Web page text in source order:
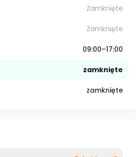
Zamknięte
Zamknięte
09:00–17:00
zamknięte
zamknięte